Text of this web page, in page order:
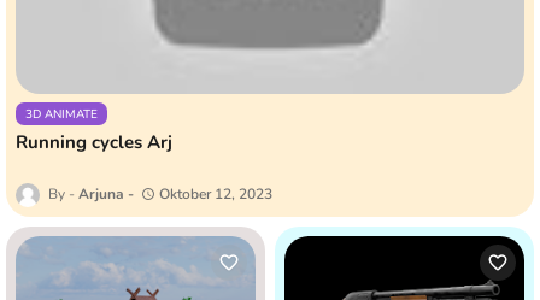
3D ANIMATE
Running cycles Arj
Arjuna Oktober 12, 2023